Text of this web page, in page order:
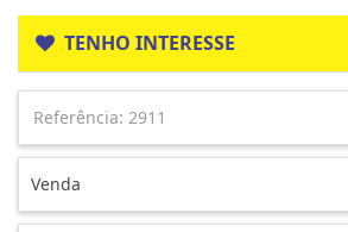
TENHO INTERESSE
Venda